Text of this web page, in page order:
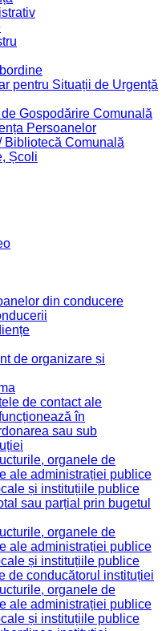
pentru Situații de Urgență
Gospodărire Comunală
Persoanelor
Bibliotecă Comunală
Școli
din conducere
de organizare și
de contact ale
în
sau sub
organele de
ale administrației publice
și instituțiile publice
sau parțial prin bugetul
organele de
ale administrației publice
și instituțiile publice
de conducătorul instituției
organele de
ale administrației publice
și instituțiile publice